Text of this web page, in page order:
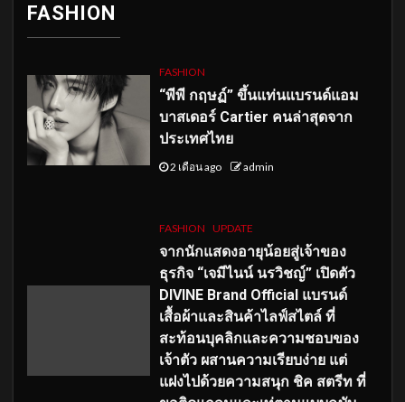
FASHION
FASHION
“พีพี กฤษฏ์” ขึ้นแท่นแบรนด์แอม
บาสเดอร์ Cartier คนล่าสุดจาก
ประเทศไทย
2 เดือน ago admin
FASHION UPDATE
จากนักแสดงอายุน้อยสู่เจ้าของ
ธุรกิจ “เจมีไนน์ นรวิชญ์” เปิดตัว
DIVINE Brand Official แบรนด์
เสื้อผ้าและสินค้าไลฟ์สไตล์ ที่
สะท้อนบุคลิกและความชอบของ
เจ้าตัว ผสานความเรียบง่าย แต่
แฝงไปด้วยความสนุก ชิค สตรีท ที่